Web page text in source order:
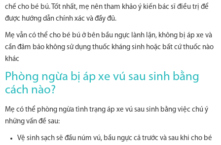
chế cho bé bú. Tốt nhất, mẹ nên tham khảo ý kiến bác sĩ điều trị để
được hướng dẫn chính xác và đầy đủ.
Mẹ vẫn có thể cho bé bú ở bên bầu ngực lành lặn, không bị áp xe và
cần đảm bảo không sử dụng thuốc kháng sinh hoặc bất cứ thuốc nào
khác
Phòng ngừa bị áp xe vú sau sinh bằng
cách nào?
Mẹ có thể phòng ngừa tình trạng áp xe vú sau sinh bằng việc chú ý
những vấn đề sau:
Vệ sinh sạch sẽ đầu núm vú, bầu ngực cả trước và sau khi cho bé